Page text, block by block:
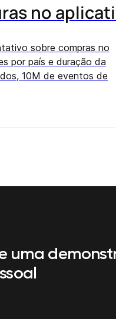
no
sobre compras no
por país e duração da
10M de eventos de
uma